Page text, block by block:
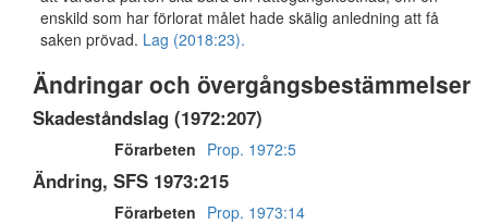
enskild som har förlorat målet hade skälig anledning att få
saken prövad. Lag (2018:23).
Ändringar och övergångsbestämmelser
Skadeståndslag (1972:207)
Förarbeten Prop. 1972:5
Ändring, SFS 1973:215
Förarbeten Prop. 1973:14